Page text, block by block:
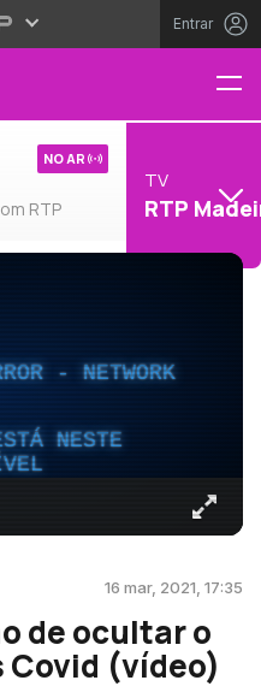
Entrar
RTP
NO AR
TV
RTP
- NETWORK
NESTE
16 mar, 2021, 17:35
de ocultar o
Covid (vídeo)